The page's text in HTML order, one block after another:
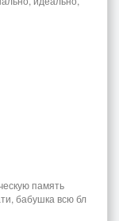
память
бабушка всю бл